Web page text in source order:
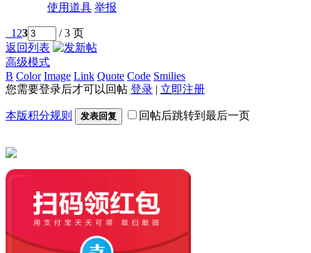
使用道具 举报
1 23
/ 3 页
返回列表
高级模式
B Color Image Link Quote Code Smilies
您需要登录后才可以回帖 登录 | 立即注册
本版积分规则 发表回复 回帖后跳转到最后一页